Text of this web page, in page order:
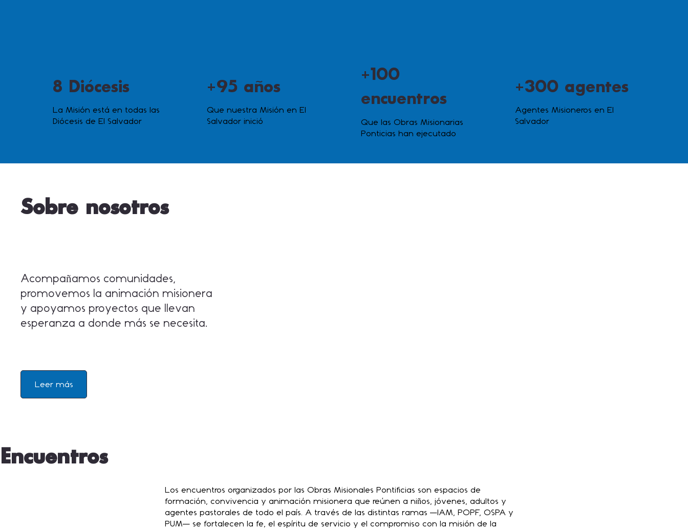
La Misión está en todas las
Diócesis de El Salvador
8 Diócesis
Que nuestra Misión en El
Salvador inició
+95 años
Que las Obras Misionarias
Ponticias han ejecutado
+100
encuentros
Agentes Misioneros en El
Salvador
+300 agentes
Sobre nosotros
Acompañamos comunidades,
promovemos la animación misionera
y apoyamos proyectos que llevan
esperanza a donde más se necesita.
Leer más
Encuentros
Los encuentros organizados por las Obras Misionales Pontificias son espacios de
formación, convivencia y animación misionera que reúnen a niños, jóvenes, adultos y
agentes pastorales de todo el país. A través de las distintas ramas —IAM, POPF, OSPA y
PUM— se fortalecen la fe, el espíritu de servicio y el compromiso con la misión de la